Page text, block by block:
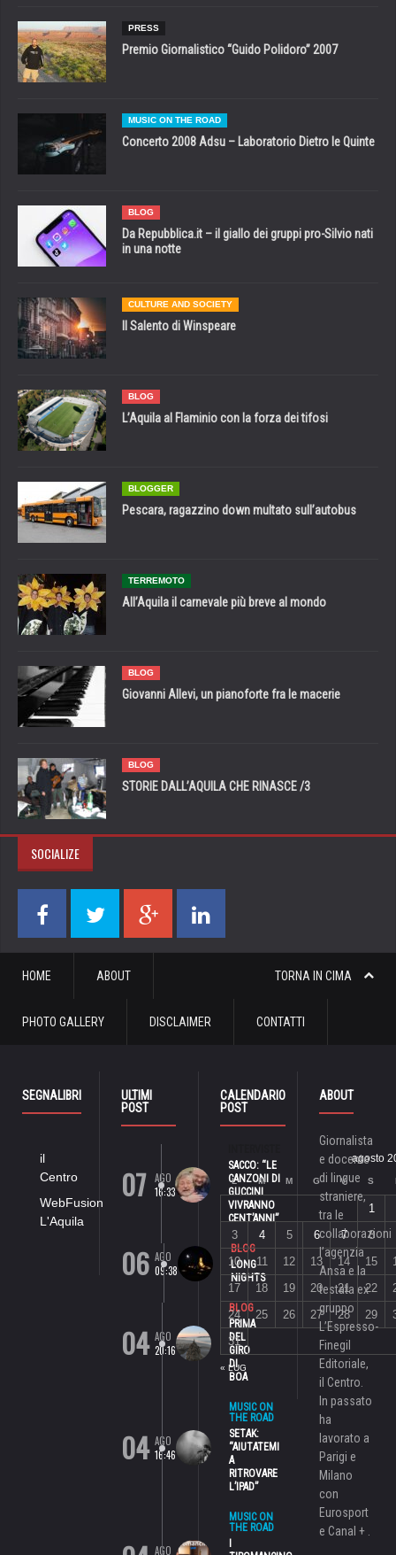
PRESS
Premio Giornalistico “Guido Polidoro” 2007
MUSIC ON THE ROAD
Concerto 2008 Adsu – Laboratorio Dietro le Quinte
BLOG
Da Repubblica.it – il giallo dei gruppi pro-Silvio nati
in una notte
CULTURE AND SOCIETY
Il Salento di Winspeare
BLOG
L’Aquila al Flaminio con la forza dei tifosi
BLOGGER
Pescara, ragazzino down multato sull’autobus
TERREMOTO
All’Aquila il carnevale più breve al mondo
BLOG
Giovanni Allevi, un pianoforte fra le macerie
BLOG
STORIE DALL’AQUILA CHE RINASCE /3
SOCIALIZE
TORNA IN CIMA
HOME ABOUT
PHOTO GALLERY DISCLAIMER CONTATTI
SEGNALIBRI
il
Centro
WebFusion
L'Aquila
ULTIMI
POST
07
AGO
16:33
SACCO: “LE
CANZONI DI
GUCCINI
VIVRANNO
CENT’ANNI”
06 AGO
09:38
BLOG
LONG
NIGHTS
04 AGO
20:16
BLOG
PRIMA
DEL
GIRO
DI
BOA
04 AGO
16:46
MUSIC ON
THE ROAD
SETAK:
“AIUTATEMI
A
RITROVARE
L’IPAD”
AGO
MUSIC ON
THE ROAD
CALENDARIO
POST
agosto
L M M G V S
« LUG
1
3
4 5 6 7 8
10
11 12 13 14 15
17
18 19 20 21 22
24
25 26 27 28 29
31
ABOUT
Giornalista
e docente
di lingue
straniere,
tra le
collaborazioni
l’agenzia
Ansa e la
testata ex
gruppo
L’Espresso-
Finegil
Editoriale,
il Centro.
In passato
ha
lavorato a
Parigi e
Milano
con
Eurosport
e Canal + .